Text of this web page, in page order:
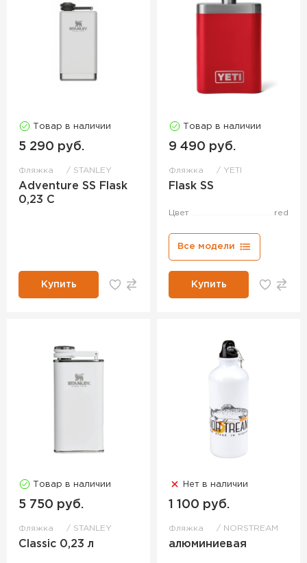
Товар в наличии
5 290 руб.
Фляжка STANLEY
Adventure SS Flask
0,23 С
Купить
Товар в наличии
9 490 руб.
Фляжка YETI
Flask SS
Цвет red
Все модели
Купить
Товар в наличии
5 750 руб.
Фляжка STANLEY
Classic 0,23 л
Нет в наличии
1 100 руб.
Фляжка NORSTREAM
алюминиевая